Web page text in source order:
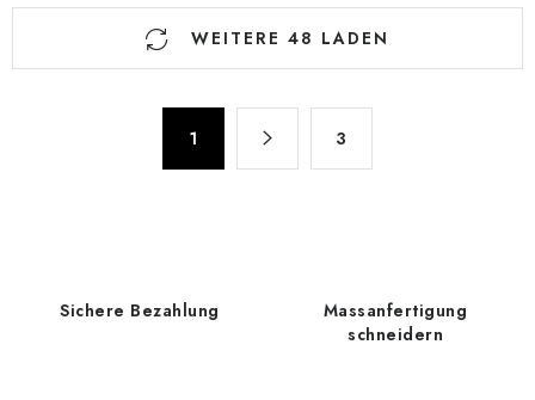
S
WEITERE 48 LADEN
1 3
Sichere Bezahlung
Massanfertigung
schneidern